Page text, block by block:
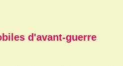
d'avant-guerre